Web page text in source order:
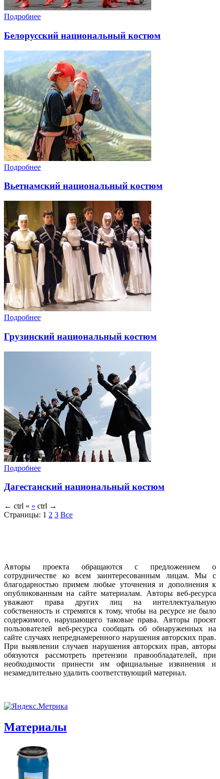
Подробнее
Белорусский национальный костюм
Подробнее
Вьетнамский национальный костюм
Подробнее
Грузинский национальный костюм
Подробнее
Дагестанский национальный костюм
← ctrl « » ctrl →
Страницы: 1 2 3 Все
Авторы проекта обращаются с предложением о
сотрудничестве ко всем заинтересованным лицам. Мы с
благодарностью примем любые уточнения и дополнения к
опубликованным на сайте материалам. Авторы веб-ресурса
уважают права других лиц на интеллектуальную
собственность и стремятся к тому, чтобы на ресурсе не было
содержимого, нарушающего таковые права. Авторы просят
пользователей веб-ресурса сообщать об обнаруженных на
сайте случаях непреднамеренного нарушения авторских прав.
При выявлении случаев нарушения авторских прав, авторы
обязуются рассмотреть претензии правообладателей, при
необходимости принести им официальные извинения и
незамедлительно удалить соответствующий материал.
Материалы